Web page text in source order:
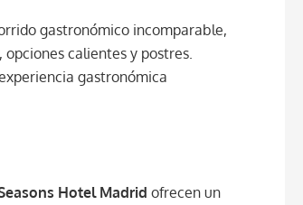
gastronómico incomparable,
opciones calientes y postres.
gastronómica
Hotel Madrid ofrecen un